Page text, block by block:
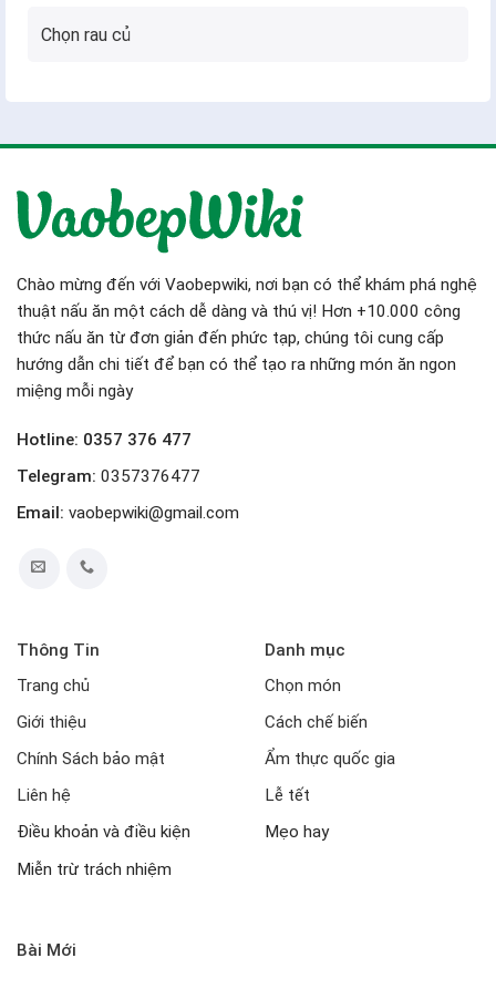
Chào mừng đến với Vaobepwiki, nơi bạn có thể khám phá nghệ
thuật nấu ăn một cách dễ dàng và thú vị! Hơn +10.000 công
thức nấu ăn từ đơn giản đến phức tạp, chúng tôi cung cấp
hướng dẫn chi tiết để bạn có thể tạo ra những món ăn ngon
miệng mỗi ngày
Hotline: 0357 376 477
Telegram: 0357376477
Email: vaobepwiki@gmail.com
Thông Tin
Trang chủ
Giới thiệu
Chính Sách bảo mật
Liên hệ
Điều khoản và điều kiện
Miễn trừ trách nhiệm
Danh mục
Chọn món
Cách chế biến
Ẩm thực quốc gia
Lễ tết
Mẹo hay
Bài Mới